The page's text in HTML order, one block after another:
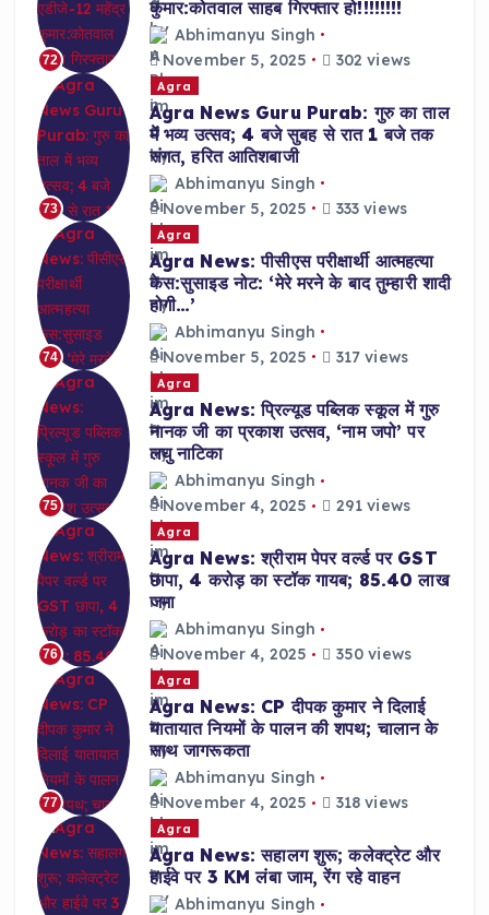
72
कुमार:कोतवाल साहब गिरफ्तार हो!!!!!!!!
Abhimanyu Singh
November 5, 2025
302 views
73
Agra
Agra News Guru Purab: गुरु का ताल
में भव्य उत्सव; 4 बजे सुबह से रात 1 बजे तक
संगत, हरित आतिशबाजी
Abhimanyu Singh
November 5, 2025
333 views
74
Agra
Agra News: पीसीएस परीक्षार्थी आत्महत्या
केस:सुसाइड नोट: ‘मेरे मरने के बाद तुम्हारी शादी
होगी…’
Abhimanyu Singh
November 5, 2025
317 views
75
Agra
Agra News: प्रिल्यूड पब्लिक स्कूल में गुरु
नानक जी का प्रकाश उत्सव, ‘नाम जपो’ पर
लघु नाटिका
Abhimanyu Singh
November 4, 2025
291 views
76
Agra
Agra News: श्रीराम पेपर वर्ल्ड पर GST
छापा, 4 करोड़ का स्टॉक गायब; 85.40 लाख
जमा
Abhimanyu Singh
November 4, 2025
350 views
77
Agra
Agra News: CP दीपक कुमार ने दिलाई
यातायात नियमों के पालन की शपथ; चालान के
साथ जागरूकता
Abhimanyu Singh
November 4, 2025
318 views
Agra
Agra News: सहालग शुरू; कलेक्ट्रेट और
हाईवे पर 3 KM लंबा जाम, रेंग रहे वाहन
Abhimanyu Singh